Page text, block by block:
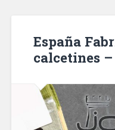
España
calcetines